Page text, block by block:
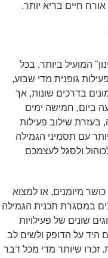
חיים בריא יותר.
המועיל ביותר. בכל
גופנית מדי שבוע,
בדרכים שונות, אך
ביום, חמישה ימים
בעזרת שילוב פעילות
עם תסמיני הגמילה
ולסגל לעצמכם
מיומנים, או למצוא
במסגרת תכנית הגמילה
שונים של פעילויות
היד על הדופק ולשים לב
שיותר מדי מכל דבר